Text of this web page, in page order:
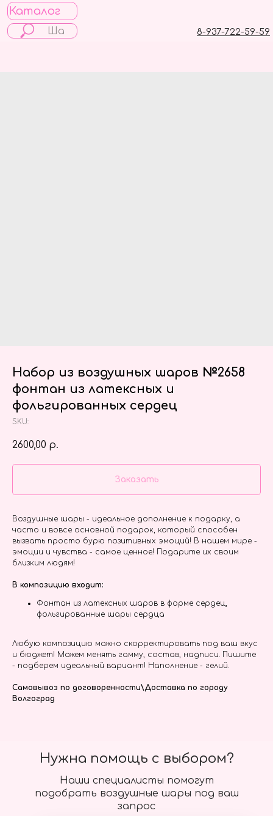
Каталог
8-937-722-59-59
Набор из воздушных шаров №2658
фонтан из латексных и
фольгированных сердец
SKU:
2600,00 р.
Заказать
Воздушные шары - идеальное дополнение к подарку, а
часто и вовсе основной подарок, который способен
вызвать просто бурю позитивных эмоций! В нашем мире -
эмоции и чувства - самое ценное! Подарите их своим
близким людям!
В композицию входит:
Фонтан из латексных шаров в форме сердец,
фольгированные шары сердца
Любую композицию можно скорректировать под ваш вкус
и бюджет! Можем менять гамму, состав, надписи. Пишите
- подберем идеальный вариант! Наполнение - гелий.
Самовывоз по договоренности\Доставка по городу
Волгоград
Наши специалисты помогут
подобрать воздушные шары под ваш
запрос
Нужна помощь с выбором?